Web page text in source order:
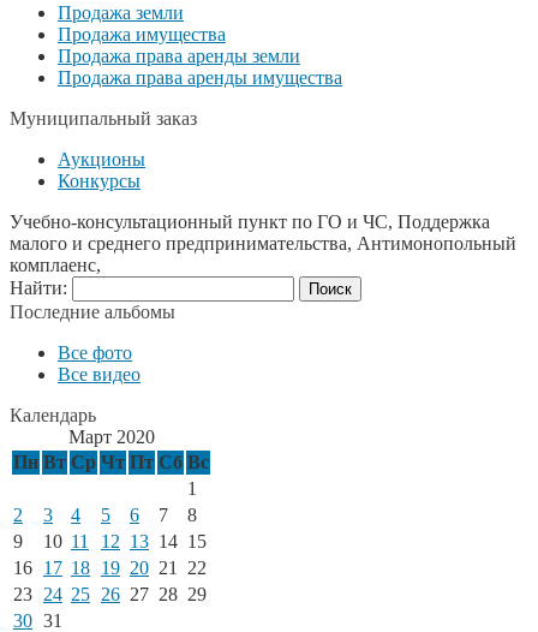
Продажа земли
Продажа имущества
Продажа права аренды земли
Продажа права аренды имущества
Муниципальный заказ
Аукционы
Конкурсы
Учебно-консультационный пункт по ГО и ЧС, Поддержка
малого и среднего предпринимательства, Антимонопольный
комплаенс,
Найти:
Последние альбомы
Все фото
Все видео
Календарь
Март 2020
Пн Вт Ср Чт Пт Сб Вс
1
2
3 4 5 6 7
8
9
10 11 12 13 14 15
16 17 18 19 20 21
22
23 24 25 26 27 28 29
30 31